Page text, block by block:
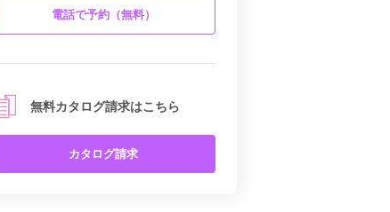
電話で予約（無料）
無料カタログ請求はこちら
カタログ請求